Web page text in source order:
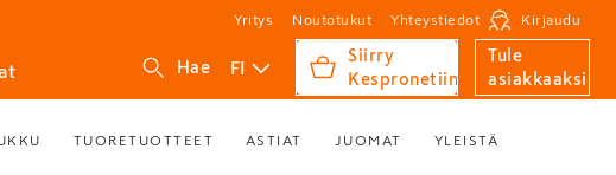
Yritys Noutotukut Yhteystiedot Kirjaudu
Hae FI
Siirry
Kespronetiin
Tule
asiakkaaksi
TUORETUOTTEET ASTIAT JUOMAT YLEISTÄ